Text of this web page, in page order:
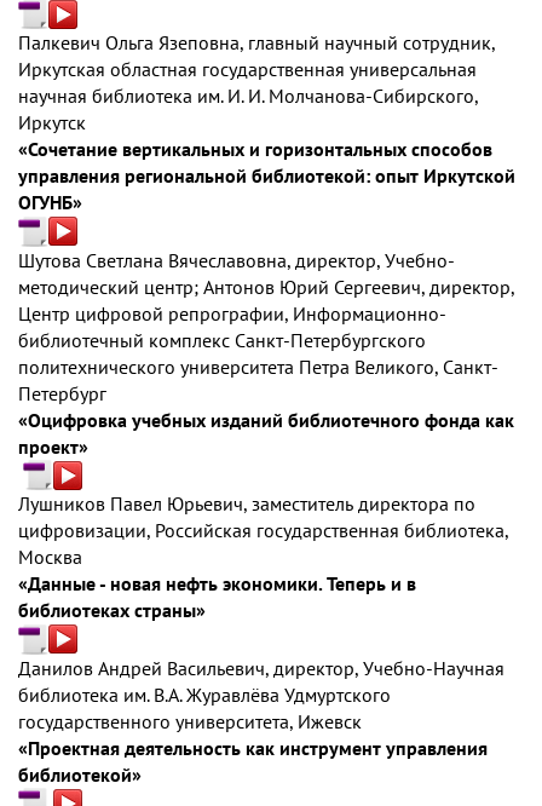
Палкевич Ольга Язеповна, главный научный сотрудник,
Иркутская областная государственная универсальная
научная библиотека им. И. И. Молчанова-Сибирского,
Иркутск
«Сочетание вертикальных и горизонтальных способов
управления региональной библиотекой: опыт Иркутской
ОГУНБ»
Шутова Светлана Вячеславовна, директор, Учебно-
методический центр; Антонов Юрий Сергеевич, директор,
Центр цифровой репрографии, Информационно-
библиотечный комплекс Санкт-Петербургского
политехнического университета Петра Великого, Санкт-
Петербург
«Оцифровка учебных изданий библиотечного фонда как
проект»
Лушников Павел Юрьевич, заместитель директора по
цифровизации, Российская государственная библиотека,
Москва
«Данные - новая нефть экономики. Теперь и в
библиотеках страны»
Данилов Андрей Васильевич, директор, Учебно-Научная
библиотека им. В.А. Журавлёва Удмуртского
государственного университета, Ижевск
«Проектная деятельность как инструмент управления
библиотекой»